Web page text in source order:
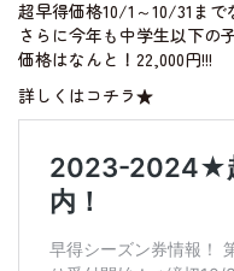
超早得価格10/1～10/31まで
さらに今年も中学生以下の
価格はなんと！22,000円!!!
詳しくはコチラ★